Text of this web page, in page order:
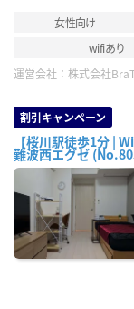
女性向け
wifiあり
運営会社： 株式会社
割引キャンペーン
【桜川駅徒歩1分 |
難波西エグゼ